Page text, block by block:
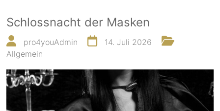
Schlossnacht der Masken
pro4youAdmin
14. Juli 2026
Allgemein